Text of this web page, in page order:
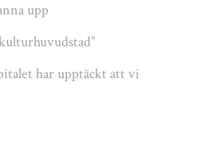
upp
har upptäckt att vi